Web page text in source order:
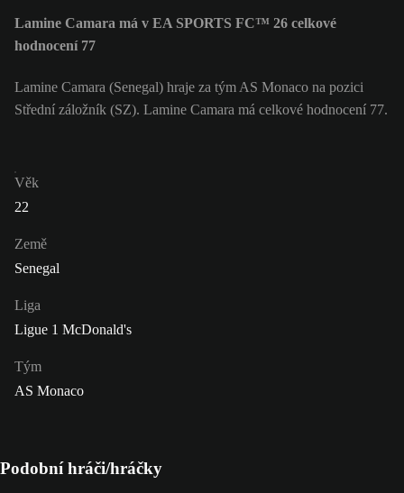
Lamine Camara má v EA SPORTS FC™ 26 celkové
hodnocení 77
Lamine Camara (Senegal) hraje za tým AS Monaco na pozici
Střední záložník (SZ). Lamine Camara má celkové hodnocení 77.
Věk
22
Země
Senegal
Liga
Ligue 1 McDonald's
Tým
AS Monaco
Podobní hráči/hráčky